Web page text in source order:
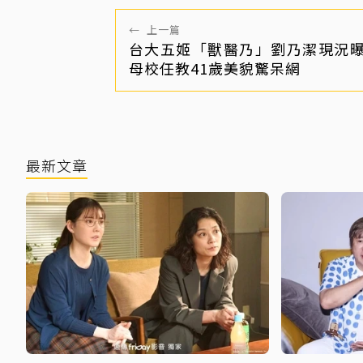
← 上一篇
台大五姬「獸醫乃」劉乃潔現
母校任教41歲美貌驚呆網
最新文章